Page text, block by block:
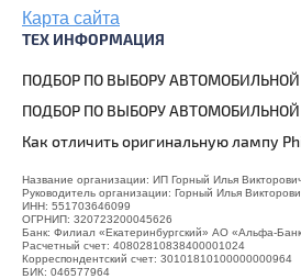
Карта сайта
ТЕХ ИНФОРМАЦИЯ
ПОДБОР ПО ВЫБОРУ
ПОДБОР ПО ВЫБОРУ
Как отличить оригинальную лампу
Название организации: ИП Горный Илья
Руководитель организации: Горный Илья
ИНН: 551703646099
ОГРНИП: 320723200045626
Банк: Филиал «Екатеринбургский» АО «Альфа-
Расчетный счет: 40802810838400001024
Корреспондентский счет: 30101810100000000964
БИК: 046577964